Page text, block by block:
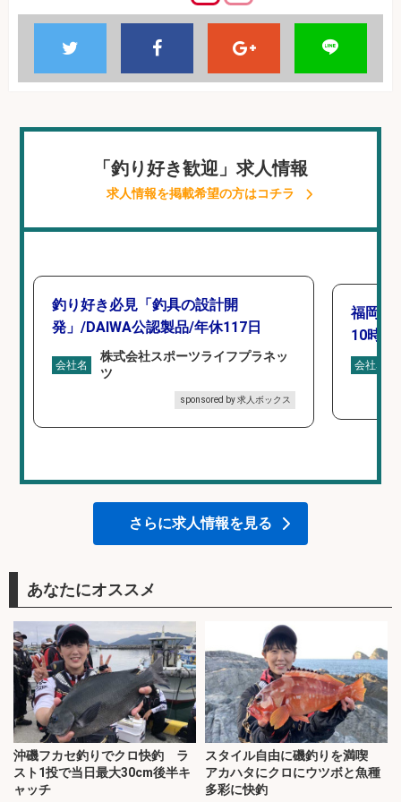
「釣り好き歓迎」求人情報
求人情報を掲載希望の方はコチラ
釣り好き必見「釣具の設計開
発」/DAIWA公認製品/年休117日
会社名
株式会社スポーツライフプラネッ
ツ
sponsored by 求人ボックス
福岡「
10時間
会社名
さらに求人情報を見る
あなたにオススメ
沖磯フカセ釣りでクロ快釣 ラ
スト1投で当日最大30cm後半キ
ャッチ
スタイル自由に磯釣りを満喫
アカハタにクロにウツボと魚種
多彩に快釣